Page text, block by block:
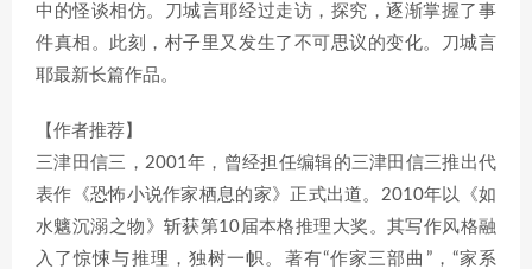
中的怪谈相仿。刀城言耶经过走访，探究，逐渐掌握了事
件真相。此刻，村子里又发生了不可思议的变化。刀城言
耶最新长篇作品。
【作者推荐】
三津田信三，2001年，曾经担任编辑的三津田信三推出代
表作《恐怖小说作家栖息的家》正式出道。2010年以《如
水魑沉溺之物》斩获第10届本格推理大奖。其写作风格融
入了惊悚与推理，独树一帜。著有“作家三部曲”，“家系